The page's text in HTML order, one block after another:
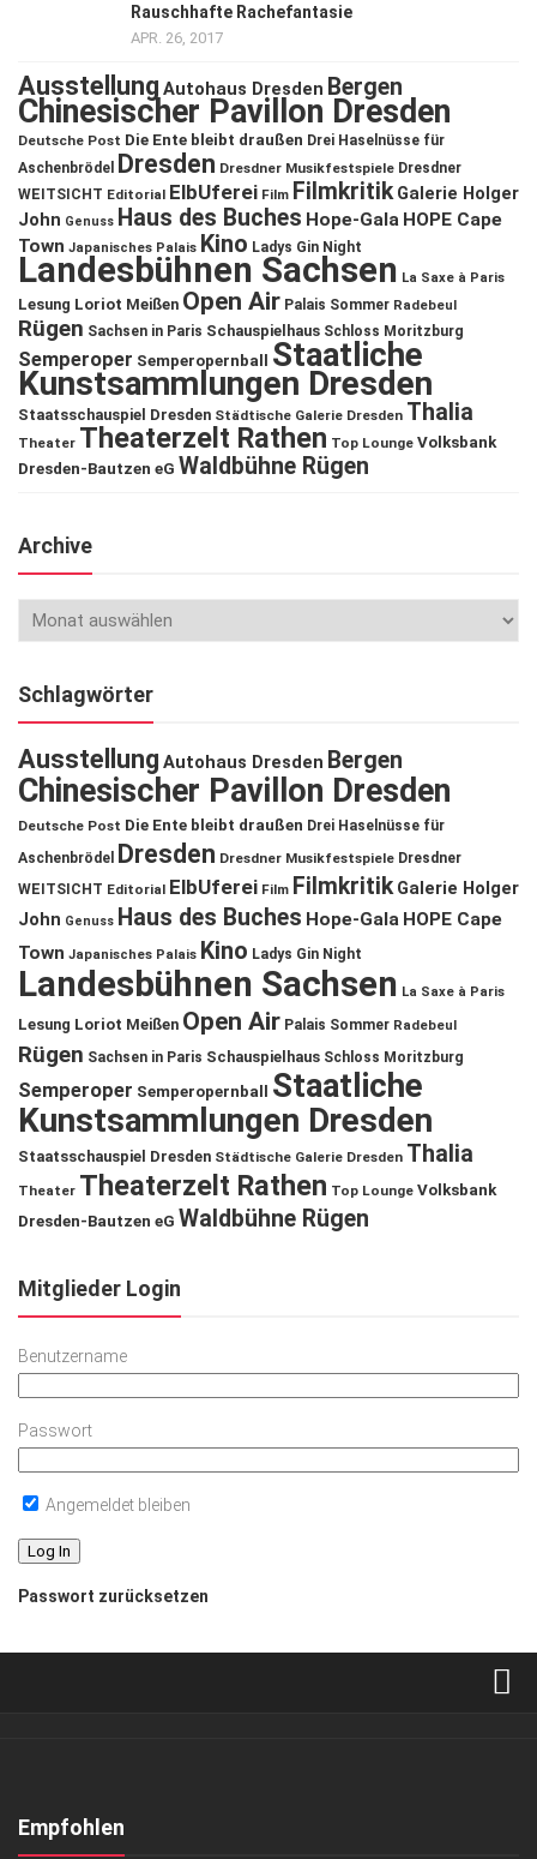
Rauschhafte Rachefantasie
APR. 26, 2017
Ausstellung Autohaus Dresden Bergen
Chinesischer Pavillon Dresden
Deutsche Post Die Ente bleibt draußen Drei Haselnüsse für
Aschenbrödel
Dresden Dresdner Musikfestspiele Dresdner
WEITSICHT Editorial ElbUferei Film Filmkritik Galerie Holger
John Genuss Haus des Buches Hope-Gala HOPE Cape
Town Japanisches Palais Kino Ladys Gin Night
Landesbühnen Sachsen La Saxe à Paris
Lesung Loriot Meißen Open Air Palais Sommer Radebeul
Rügen Sachsen in Paris Schauspielhaus Schloss Moritzburg
Semperoper Semperopernball Staatliche
Kunstsammlungen Dresden
Staatsschauspiel Dresden Städtische Galerie Dresden Thalia
Theater Theaterzelt Rathen Top Lounge Volksbank
Dresden-Bautzen eG Waldbühne Rügen
Archive
Schlagwörter
Ausstellung Autohaus Dresden Bergen
Chinesischer Pavillon Dresden
Deutsche Post Die Ente bleibt draußen Drei Haselnüsse für
Aschenbrödel
Dresden Dresdner Musikfestspiele Dresdner
WEITSICHT Editorial ElbUferei Film Filmkritik Galerie Holger
John Genuss Haus des Buches Hope-Gala HOPE Cape
Town Japanisches Palais Kino Ladys Gin Night
Landesbühnen Sachsen La Saxe à Paris
Lesung Loriot Meißen Open Air Palais Sommer Radebeul
Rügen Sachsen in Paris Schauspielhaus Schloss Moritzburg
Semperoper Semperopernball
Staatliche
Kunstsammlungen Dresden
Staatsschauspiel Dresden Städtische Galerie Dresden Thalia
Theater Theaterzelt Rathen Top Lounge Volksbank
Dresden-Bautzen eG Waldbühne Rügen
Mitglieder Login
Benutzername
Passwort
Angemeldet bleiben
Passwort zurücksetzen
Kontakt, Impressum
Empfohlen